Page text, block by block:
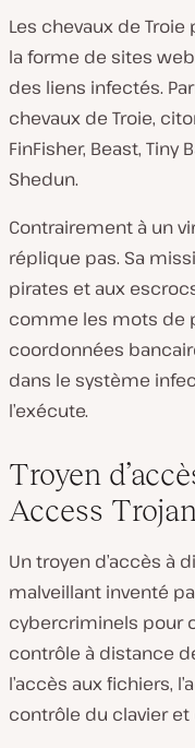
Les chevaux de
la forme de sites
des liens infectés.
chevaux de Troie,
FinFisher, Beast, Tiny
Shedun.
Contrairement à un
réplique pas. Sa
pirates et aux
comme les mots de
coordonnées
dans le système
l’exécute.
Troyen
Access
Un troyen d’accès à
malveillant inventé
cybercriminels pour
contrôle à distance
l’accès aux fichiers,
contrôle du clavier et